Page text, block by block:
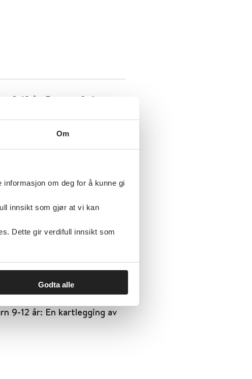
Om
om deg for å kunne gi
innsikt som gjør at vi kan
Dette gir verdifull innsikt som
Godta alle
9-12 år: Barns erfaringer
9-12 år: En flermetodisk
9-12 år: En kartlegging av